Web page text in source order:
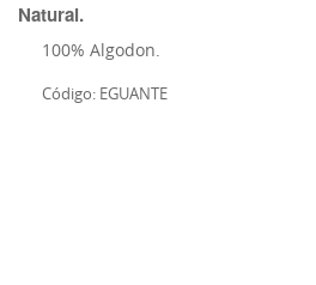
Natural.
100% Algodon.
Código: EGUANTE